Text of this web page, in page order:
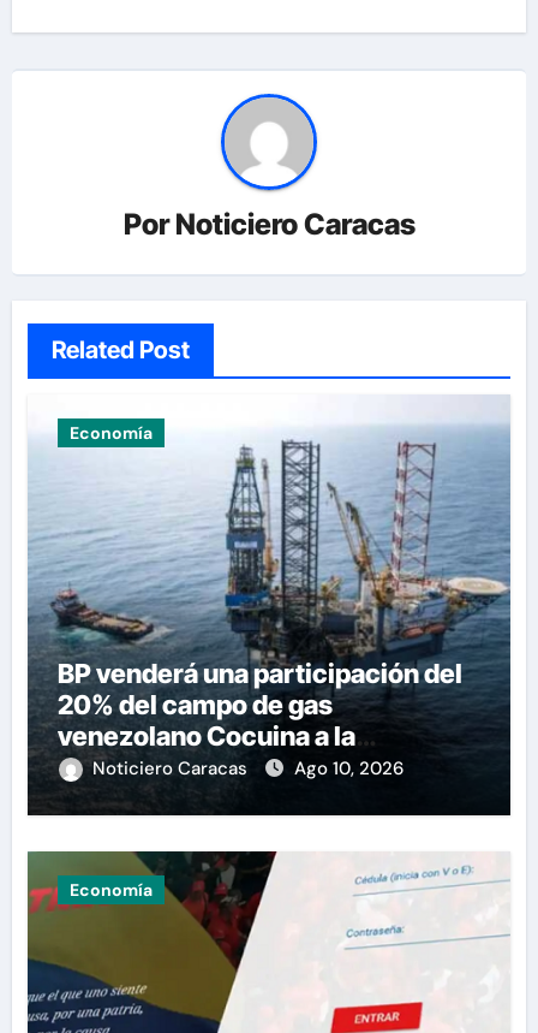
PorNoticiero Caracas
Related Post
Economía
BP venderá una participación del
20% del campo de gas
venezolano Cocuina a la
trinitense NGC
Noticiero Caracas Ago 10, 2026
Economía